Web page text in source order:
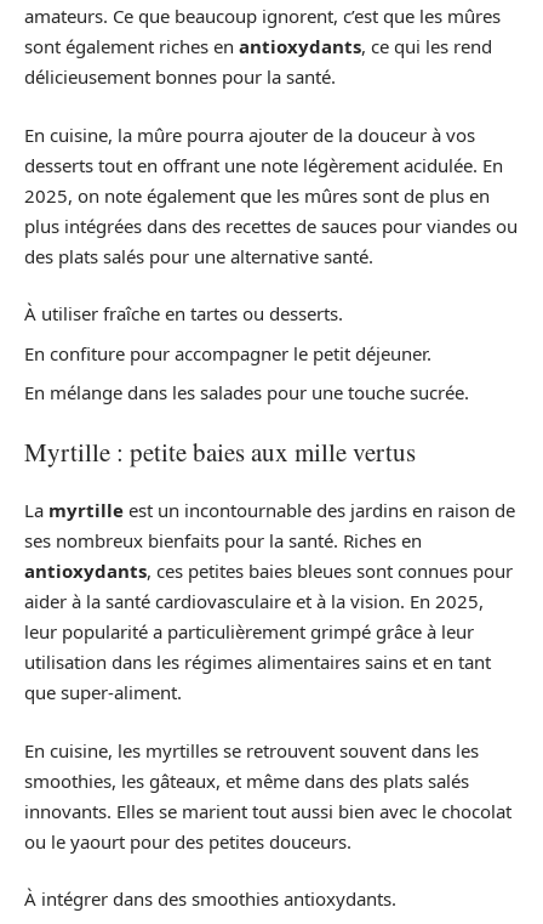
amateurs. Ce que beaucoup ignorent, c’est que les mûres
sont également riches en antioxydants, ce qui les rend
délicieusement bonnes pour la santé.
En cuisine, la mûre pourra ajouter de la douceur à vos
desserts tout en offrant une note légèrement acidulée. En
2025, on note également que les mûres sont de plus en
plus intégrées dans des recettes de sauces pour viandes ou
des plats salés pour une alternative santé.
À utiliser fraîche en tartes ou desserts.
En confiture pour accompagner le petit déjeuner.
En mélange dans les salades pour une touche sucrée.
Myrtille : petite baies aux mille vertus
La myrtille est un incontournable des jardins en raison de
ses nombreux bienfaits pour la santé. Riches en
antioxydants, ces petites baies bleues sont connues pour
aider à la santé cardiovasculaire et à la vision. En 2025,
leur popularité a particulièrement grimpé grâce à leur
utilisation dans les régimes alimentaires sains et en tant
que super-aliment.
En cuisine, les myrtilles se retrouvent souvent dans les
smoothies, les gâteaux, et même dans des plats salés
innovants. Elles se marient tout aussi bien avec le chocolat
ou le yaourt pour des petites douceurs.
À intégrer dans des smoothies antioxydants.